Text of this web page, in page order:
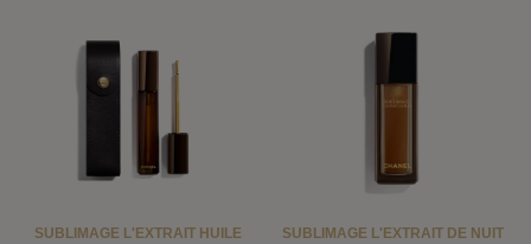
SUBLIMAGE L'EXTRAIT HUILE
SUBLIMAGE L'EXTRAIT DE NUIT